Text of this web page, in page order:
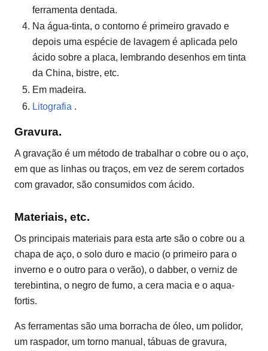
ferramenta dentada.
Na água-tinta, o contorno é primeiro gravado e
depois uma espécie de lavagem é aplicada pelo
ácido sobre a placa, lembrando desenhos em tinta
da China, bistre, etc.
Em madeira.
Litografia .
Gravura.
A gravação é um método de trabalhar o cobre ou o aço,
em que as linhas ou traços, em vez de serem cortados
com gravador, são consumidos com ácido.
Materiais, etc.
Os principais materiais para esta arte são o cobre ou a
chapa de aço, o solo duro e macio (o primeiro para o
inverno e o outro para o verão), o dabber, o verniz de
terebintina, o negro de fumo, a cera macia e o aqua-
fortis.
As ferramentas são uma borracha de óleo, um polidor,
um raspador, um torno manual, tábuas de gravura,